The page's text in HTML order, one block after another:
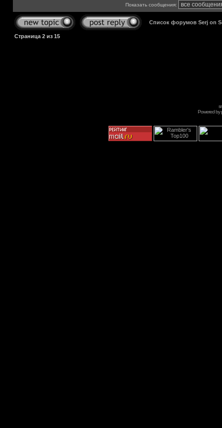
Показать сообщения:
Список форумов Serj on
Страница 2 из 15
Powered by